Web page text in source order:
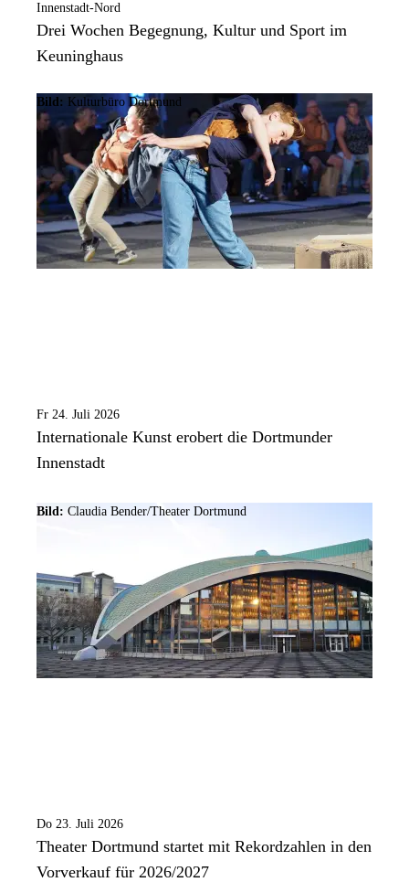
Innenstadt-Nord
Drei Wochen Begegnung, Kultur und Sport im
Keuninghaus
Bild: Kulturbüro Dortmund
Fr 24. Juli 2026
Internationale Kunst erobert die Dortmunder
Innenstadt
Bild: Claudia Bender/Theater Dortmund
Do 23. Juli 2026
Theater Dortmund startet mit Rekordzahlen in den
Vorverkauf für 2026/2027